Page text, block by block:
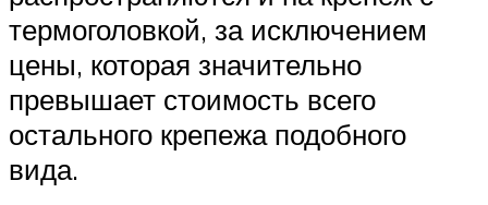
термоголовкой, за исключением
цены, которая значительно
превышает стоимость всего
остального крепежа подобного
вида.